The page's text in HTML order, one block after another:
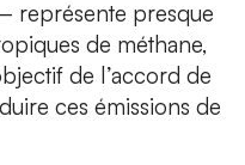
représente presque
de méthane,
de l’accord de
ces émissions de